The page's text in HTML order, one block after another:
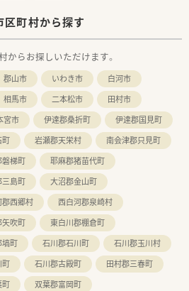
町村から探す
からお探しいただけます。
郡山市 いわき市
白河市
相馬市 二本松市
田村市
宮市 伊達郡桑折町
伊達郡国見町
町 岩瀬郡天栄村
南会津郡只見町
梯町
耶麻郡猪苗代町
島町
大沼郡金山町
西郷村
西白河郡泉崎村
吹町
東白川郡棚倉町
塙町 石川郡石川町
石川郡玉川村
町 石川郡古殿町
田村郡三春町
町 双葉郡富岡町